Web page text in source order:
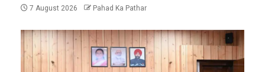
7 August 2026 Pahad Ka Pathar